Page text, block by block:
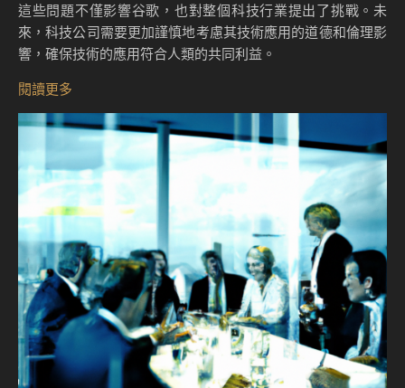
這些問題不僅影響谷歌，也對整個科技行業提出了挑戰。未
來，科技公司需要更加謹慎地考慮其技術應用的道德和倫理影
響，確保技術的應用符合人類的共同利益。
閱讀更多